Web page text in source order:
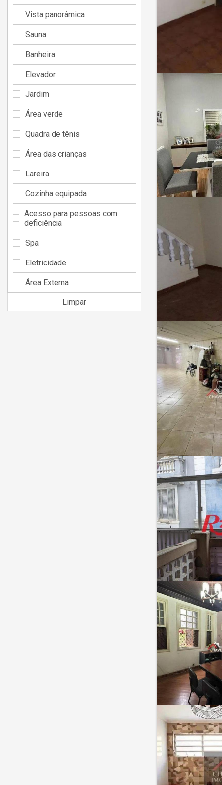
Vista panorâmica
Sauna
Banheira
Elevador
Jardim
Área verde
Quadra de tênis
Área das crianças
Lareira
Cozinha equipada
Acesso para pessoas com
deficiência
Spa
Eletricidade
Área Externa
Limpar